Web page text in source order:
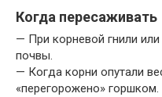
Когда пересаживать
— При корневой гнили
почвы.
— Когда корни опутали
«перегорожено» горшком.